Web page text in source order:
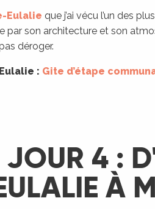
Eulalie que j’ai vécu l’un des
par son architecture et son
déroger.
: Gite d’étape
JOUR 4 :
À